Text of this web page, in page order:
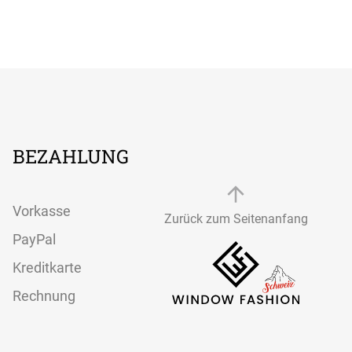
BEZAHLUNG
Vorkasse
PayPal
Kreditkarte
Rechnung
Zurück zum Seitenanfang